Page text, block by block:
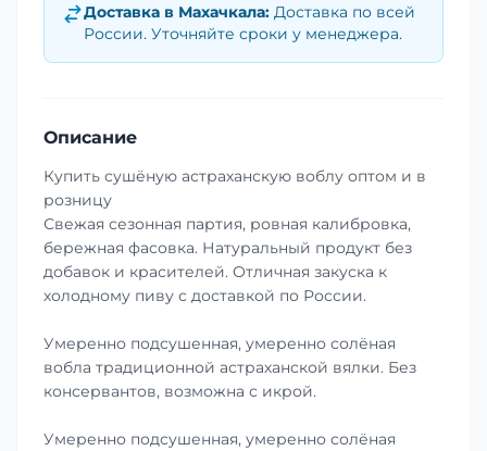
Доставка в Махачкала: Доставка по всей
России. Уточняйте сроки у менеджера.
Описание
Купить сушёную астраханскую воблу оптом и в
розницу
Свежая сезонная партия, ровная калибровка,
бережная фасовка. Натуральный продукт без
добавок и красителей. Отличная закуска к
холодному пиву с доставкой по России.
Умеренно подсушенная, умеренно солёная
вобла традиционной астраханской вялки. Без
консервантов, возможна с икрой.
Умеренно подсушенная, умеренно солёная